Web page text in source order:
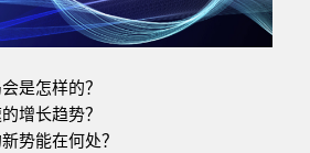
是怎样的？
增长趋势？
势能在何处？